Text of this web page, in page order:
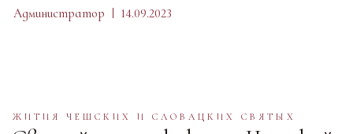
Администратор 14.09.2023
ЖИТИЯ ЧЕШСКИХ И СЛОВАЦКИХ СВЯТЫХ